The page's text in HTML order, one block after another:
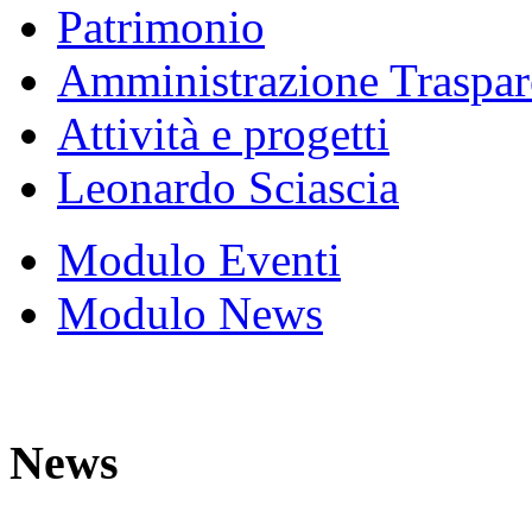
Patrimonio
Amministrazione
Attività e progetti
Leonardo Sciascia
Modulo Eventi
Modulo News
News